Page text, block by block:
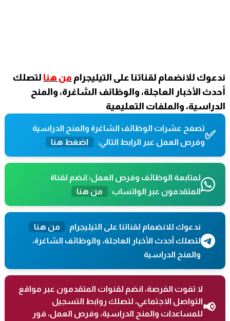
ندعوك للانضمام لقناتنا على التيليجرام من هنا لتصلك
أحدث الأخبار العاجلة، والوظائف الشاغرة، والمنح
الدراسية، والملفات التعليمية
✅تصفح عشرات الوظائف الشاغرة والمنح الدراسية
وفرص العمل عبر الرابط التالي:
اضغط هنا
لمتابعة الوظائف وفرص العمل؛ انضم لقناة
المتقدمون عبر الواتساب
من هنا
ندعوك للانضمام لقناتنا على التيليجرام
من هنا
لتصلك أحدث الأخبار العاجلة، والوظائف الشاغرة،
والمنح الدراسية
📢
لا تفوت الفرصة، انضم لقنوات المتقدمون عبر مواقع
التواصل الاجتماعي، لتصلك روابط التسجيل
للمساعدات والمنح الدراسية، وفرص العمل، فور